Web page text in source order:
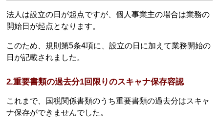
法人は設立の日が起点ですが、個人事業主の場合は業務の
開始日が起点となります。
このため、規則第5条4項に、設立の日に加えて業務開始の
日が記載されました。
2.重要書類の過去分1回限りのスキャナ保存容認
これまで、国税関係書類のうち重要書類の過去分はスキャ
ナ保存ができませんでした。